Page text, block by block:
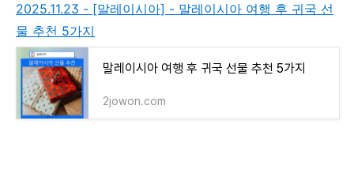
2025.11.23 - [말레이시아] - 말레이시아 여행 후 귀국 선
물 추천 5가지
말레이시아 여행 후 귀국 선물 추천 5가지
2jowon.com